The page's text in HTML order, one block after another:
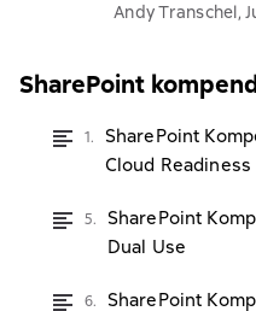
Andy Transchel,
SharePoint
1.
SharePoint
Cloud Readiness
5.
SharePoint
Dual Use
6. SharePoint